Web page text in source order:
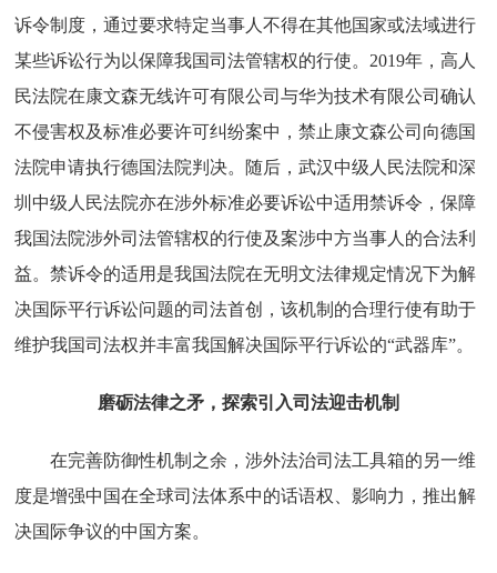
诉令制度，通过要求特定当事人不得在其他国家或法域进行
某些诉讼行为以保障我国司法管辖权的行使。2019年，高人
民法院在康文森无线许可有限公司与华为技术有限公司确认
不侵害权及标准必要许可纠纷案中，禁止康文森公司向德国
法院申请执行德国法院判决。随后，武汉中级人民法院和深
圳中级人民法院亦在涉外标准必要诉讼中适用禁诉令，保障
我国法院涉外司法管辖权的行使及案涉中方当事人的合法利
益。禁诉令的适用是我国法院在无明文法律规定情况下为解
决国际平行诉讼问题的司法首创，该机制的合理行使有助于
维护我国司法权并丰富我国解决国际平行诉讼的“武器库”。
磨砺法律之矛，探索引入司法迎击机制
在完善防御性机制之余，涉外法治司法工具箱的另一维
度是增强中国在全球司法体系中的话语权、影响力，推出解
决国际争议的中国方案。